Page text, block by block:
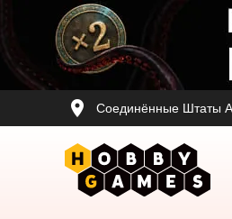
Соединённые Штаты